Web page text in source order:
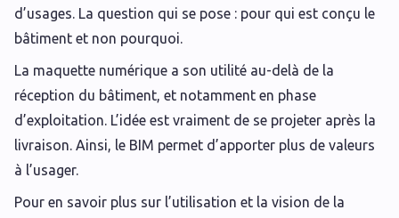
d’usages. La question qui se pose : pour qui est conçu le
bâtiment et non pourquoi.
La maquette numérique a son utilité au-delà de la
réception du bâtiment, et notamment en phase
d’exploitation. L’idée est vraiment de se projeter après la
livraison. Ainsi, le BIM permet d’apporter plus de valeurs
à l’usager.
Pour en savoir plus sur l’utilisation et la vision de la